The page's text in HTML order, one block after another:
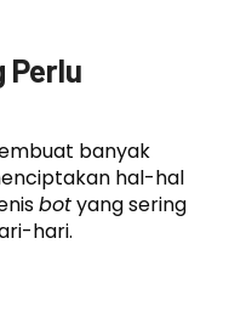
Perlu
banyak
hal-hal
botyang sering
hari.